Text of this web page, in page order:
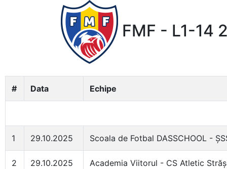
FMF - L1-14
# Data Echipe
1 29.10.2025 Scoala de Fotbal DASSCHOOL -
2 29.10.2025 Academia Viitorul - CS Atletic